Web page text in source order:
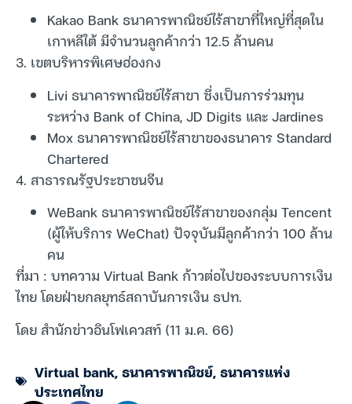
Kakao Bank ธนาคารพาณิชย์ไร้สาขาที่ใหญ่ที่สุดใน
เกาหลีใต้ มีจำนวนลูกค้ากว่า 12.5 ล้านคน
3. เขตบริหารพิเศษฮ่องกง
Livi ธนาคารพาณิชย์ไร้สาขา ซึ่งเป็นการร่วมทุน
ระหว่าง Bank of China, JD Digits และ Jardines
Mox ธนาคารพาณิชย์ไร้สาขาของธนาคาร Standard
Chartered
4. สาธารณรัฐประชาชนจีน
WeBank ธนาคารพาณิชย์ไร้สาขาของกลุ่ม Tencent
(ผู้ให้บริการ WeChat) ปัจจุบันมีลูกค้ากว่า 100 ล้าน
คน
ที่มา : บทความ Virtual Bank ก้าวต่อไปของระบบการเงิน
ไทย โดยฝ่ายกลยุทธ์สถาบันการเงิน ธปท.
โดย สำนักข่าวอินโฟเควสท์ (11 ม.ค. 66)
Virtual bank,ธนาคารพาณิชย์,ธนาคารแห่ง
ประเทศไทย